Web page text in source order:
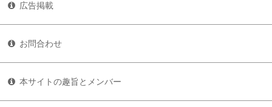
広告掲載
お問合わせ
本サイトの趣旨とメンバー